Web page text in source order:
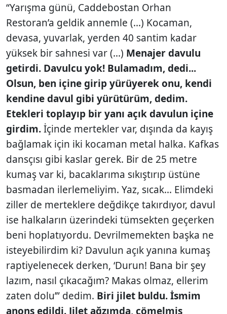
“Yarışma günü, Caddebostan Orhan
Restoran’a geldik annemle (...) Kocaman,
devasa, yuvarlak, yerden 40 santim kadar
yüksek bir sahnesi var (...) Menajer davulu
getirdi. Davulcu yok! Bulamadım, dedi...
Olsun, ben içine girip yürüyerek onu, kendi
kendine davul gibi yürütürüm, dedim.
Etekleri toplayıp bir yanı açık davulun içine
girdim.İçinde mertekler var, dışında da kayış
bağlamak için iki kocaman metal halka. Kafkas
dansçısı gibi kaslar gerek. Bir de 25 metre
kumaş var ki, bacaklarıma sıkıştırıp üstüne
basmadan ilerlemeliyim. Yaz, sıcak... Elimdeki
ziller de merteklere değdikçe takırdıyor, davul
ise halkaların üzerindeki tümsekten geçerken
beni hoplatıyordu. Devrilmemekten başka ne
isteyebilirdim ki? Davulun açık yanına kumaş
raptiyelenecek derken, ‘Durun! Bana bir şey
lazım, nasıl çıkacağım? Makas olmaz, ellerim
zaten dolu’” dedim. Biri jilet buldu. İsmim
anons edildi. Jilet ağzımda, çömelmiş